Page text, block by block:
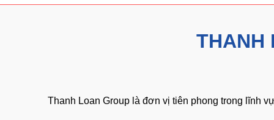
Thanh Loan Group là đơn vị tiên phong trong